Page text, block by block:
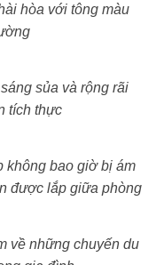
hòa với tông màu
sủa và rộng rãi
tích thực
không bao giờ bị ám
được lắp giữa phòng
về những chuyến du